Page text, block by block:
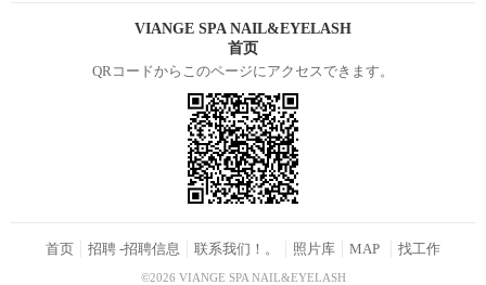
VIANGE SPA NAIL&EYELASH
首页
QRコードからこのページにアクセスできます。
首页 招聘 -招聘信息 联系我们！。 照片库 MAP 找工作
©2026 VIANGE SPA NAIL&EYELASH